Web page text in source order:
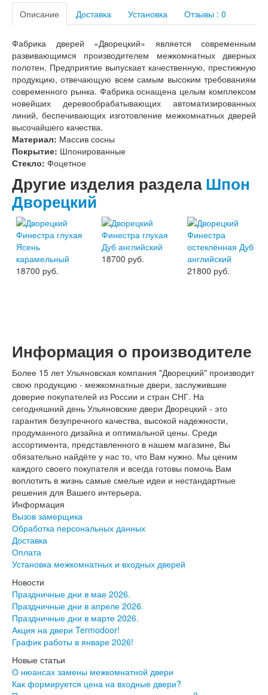
Интекрон Колизей Белый
Интекрон Неаполь
Интекрон Олимпия
Интекрон Премьера
Интекрон Профит
Интекрон Ронда
Интекрон Сицилия
Интекрон Спарта Белая
Интекрон Спарта Грей
Интекрон Термо
Интекрон Тетра
Интекрон Фараон
Интекрон Форте
Двери АСД
Двери Ратибор
Двери Аргус
Тамбурные двери
Межкомнатные двери
Двери Альберо
Мегаполис ГЛ
Неоклассика Про
Скин
Тренд
Двери ВанМарк
Шпон текстурированный
Эмалекс
Серия София
Эмаль
Серия Дебют
Серия Нео
Серия Симпл
Серия Синди
Серия Уно
Коллекция дверей Альтекс
Экошпон Верда
Коллекция дверей Лофт
Коллекция дверей Некст
Коллекция дверей Техно
Эмаль Верда
Двери Дворецкий
Эмаль Дворецкий
Двери Про
Описание Доставка Установка Отзывы : 0
Фабрика дверей «Дворецкий» является современным
развивающимся производителем межкомнатных дверных
полотен. Предприятие выпускает качественную, престижную
продукцию, отвечающую всем самым высоким требованиям
современного рынка. Фабрика оснащена целым комплексом
новейших деревообрабатывающих автоматизированных
линий, беспечивающих изготовление межкомнатных дверей
высочайшего качества.
Материал: Массив сосны
Покрытие: Шпонированные
Стекло: Фоцетное
Другие изделия разделаШпон
Дворецкий
18700 руб.
18700 руб.
21800 руб.
Информация о производителе
Более 15 лет Ульяновская компания "Дворецкий" производит
свою продукцию - межкомнатные двери, заслужившие
доверие покупателей из России и стран СНГ. На
сегодняшний день Ульяновские двери Дворецкий - это
гарантия безупречного качества, высокой надежности,
продуманного дизайна и оптимальной цены. Среди
ассортимента, представленного в нашем магазине, Вы
обязательно найдёте у нас то, что Вам нужно. Мы ценим
каждого своего покупателя и всегда готовы помочь Вам
воплотить в жизнь самые смелые идеи и нестандартные
решения для Вашего интерьера.
Информация
Вызов замерщика
Обработка персональных данных
Доставка
Оплата
Установка межкомнатных и входных дверей
Новости
Праздничные дни в мае 2026.
Праздничные дни в апреле 2026.
Праздничные дни в марте 2026.
Акция на двери Termodoor!
График работы в январе 2026!
Новые статьи
О нюансах замены межкомнатной двери
Как формируется цена на входные двери?